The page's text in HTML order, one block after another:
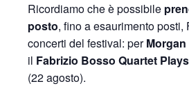
Ricordiamo che è possibile
posto, fino a esaurimento
concerti del festival: perMorgan
il Fabrizio Bosso Quartet
(22 agosto).